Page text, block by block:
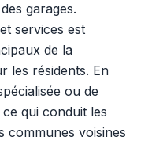
garages.
services est
de la
les résidents. En
ou de
qui conduit les
communes voisines